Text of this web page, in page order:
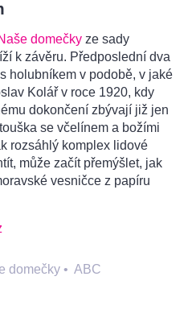
domečky ze sady
k závěru. Předposlední dva
holubníkem v podobě, v jaké
Kolář v roce 1920, kdy
dokončení zbývají již jen
se včelínem a božími
rozsáhlý komplex lidové
může začít přemýšlet, jak
vesničce z papíru
domečky • ABC